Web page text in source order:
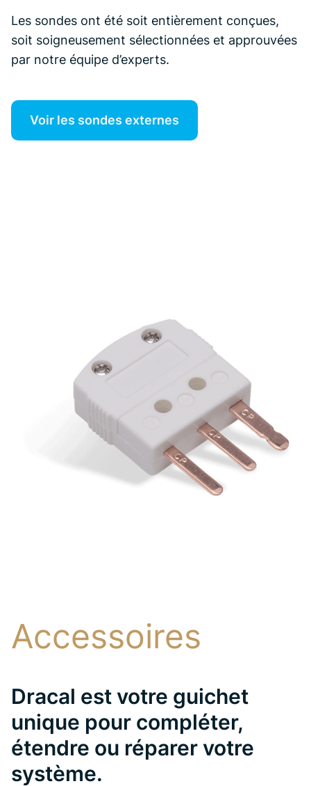
Les sondes ont été soit entièrement conçues,
soit soigneusement sélectionnées et approuvées
par notre équipe d’experts.
Voir les sondes externes
Accessoires
Dracal est votre guichet
unique pour compléter,
étendre ou réparer votre
système.